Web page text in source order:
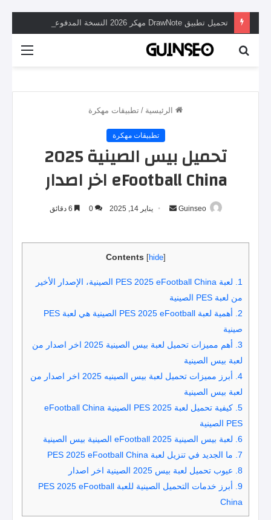
الرئيسية / تطبيقات مهكرة
تطبيقات مهكرة
تحميل بيس الصينية 2025
eFootball China اخر اصدار
Guinseo
أرسليناير 14, 2025 0
Contents [hide]
1.
لعبة PES 2025 eFootball China الصينية، الإصدار الأخير
من لعبة PES الصينية
2.
أهمية لعبة PES 2025 eFootball الصينية هي لعبة PES
صينية
3.
أهم مميزات تحميل لعبة بيس الصينية 2025 اخر اصدار من
لعبة بيس الصينية
4.
أبرز مميزات تحميل لعبة بيس الصينيه 2025 اخر اصدار من
لعبة بيس الصينية
5.
كيفية تحميل لعبة PES 2025 الصينية eFootball China
PES الصينية
6. لعبة بيس الصينية 2025 eFootball الصينية بيس الصينية
7. ما الجديد في تنزيل لعبة PES 2025 eFootball China
8. عيوب تحميل لعبة بيس 2025 الصينية اخر اصدار
9.
أبرز خدمات التحميل الصينية للعبة PES 2025 eFootball
China